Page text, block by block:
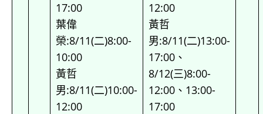
17:00
葉偉
榮:8/11(二)8:00-
10:00
黃哲
男:8/11(二)10:00-
12:00
12:00
黃哲
男:8/11(二)13:00-
17:00、
8/12(三)8:00-
12:00、13:00-
17:00